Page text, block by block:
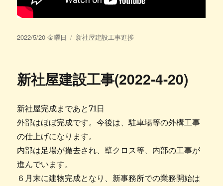
投
2022/5/20 金曜日
カ
ー
新社屋建設工事進捗
新社屋建設工事(2022-4-20)
新社屋完成まであと71日
外部はほぼ完成です。今後は、駐車場等の外構工事
の仕上げになります。
内部は足場が撤去され、壁クロス等、内部の工事が
進んでいます。
６月末に建物完成となり、新事務所での業務開始は